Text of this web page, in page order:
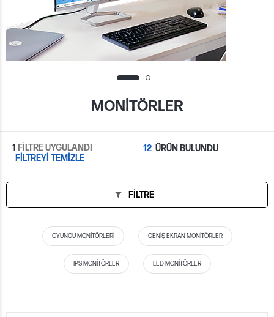
MONITÖRLER
1 FİLTRE UYGULANDI
FİLTREYİ TEMİZLE
12 ÜRÜN BULUNDU
FILTRE
OYUNCU MONITÖRLERI GENIŞ EKRAN MONITÖRLER
IPS MONITÖRLER LED MONITÖRLER